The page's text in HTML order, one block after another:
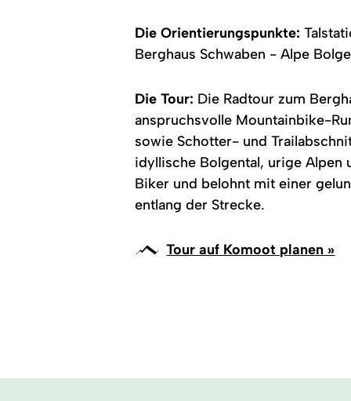
Die Orientierungspunkte:
Berghaus Schwaben - Alpe
Die Tour: Die Radtour zum
anspruchsvolle Mountainbike-
sowie Schotter- und
idyllische Bolgental, urige Alpen
Biker und belohnt mit einer
entlang der Strecke.
Tour auf Komoot planen »